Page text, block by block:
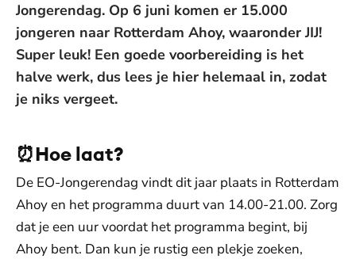
Jongerendag. Op 6 juni komen er 15.000
jongeren naar Rotterdam Ahoy, waaronder JIJ!
Super leuk! Een goede voorbereiding is het
halve werk, dus lees je hier helemaal in, zodat
je niks vergeet.
⏰Hoe laat?
De EO-Jongerendag vindt dit jaar plaats in Rotterdam
Ahoy en het programma duurt van 14.00-21.00. Zorg
dat je een uur voordat het programma begint, bij
Ahoy bent. Dan kun je rustig een plekje zoeken,